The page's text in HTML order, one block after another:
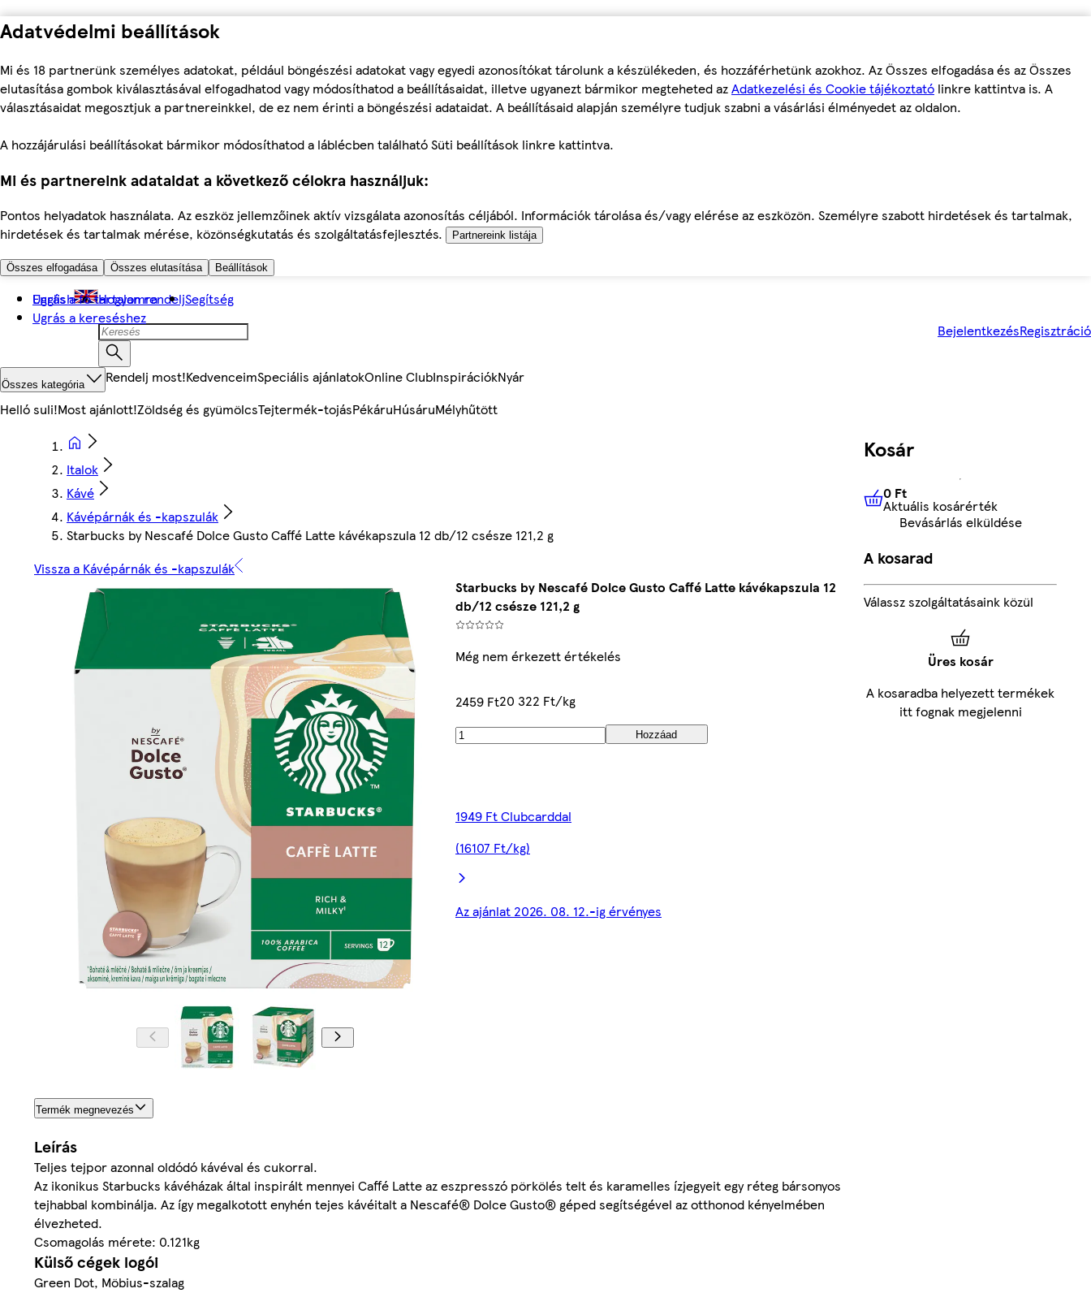
Adatvédelmi beállítások
Mi és 18 partnerünk személyes adatokat, például böngészési adatokat vagy egyedi azonosítókat tárolunk a készülékeden, és hozzáférhetünk azokhoz. Az Összes elfogadása és az Összes
elutasítása gombok kiválasztásával elfogadhatod vagy módosíthatod a beállításaidat, illetve ugyanezt bármikor megteheted azAdatkezelési és Cookie tájékoztató linkre kattintva is. A
választásaidat megosztjuk a partnereinkkel, de ez nem érinti a böngészési adataidat. A beállításaid alapján személyre tudjuk szabni a vásárlási élményedet az oldalon.
A hozzájárulási beállításokat bármikor módosíthatod a láblécben található Süti beállítások linkre kattintva.
Mi és partnereink adataidat a következő célokra használjuk:
Pontos helyadatok használata. Az eszköz jellemzőinek aktív vizsgálata azonosítás céljából. Információk tárolása és/vagy elérése az eszközön. Személyre szabott hirdetések és tartalmak,
hirdetések és tartalmak mérése, közönségkutatás és szolgáltatásfejlesztés.
Partnereink listája
Összes elfogadása Összes elutasítása Beállítások
Ugrás a fő tartalomra
Ugrás a kereséshez
English Hogyan rendeljSegítség
BejelentkezésRegisztráció
Összes kategória Rendelj most!KedvenceimSpeciális ajánlatokOnline ClubInspirációkNyár
Helló suli!Most ajánlott!Zöldség és gyümölcsTejtermék-tojásPékáruHúsáruMélyhűtött
Italok
Kávé
Kávépárnák és -kapszulák
Starbucks by Nescafé Dolce Gusto Caffé Latte kávékapszula 12 db/12 csésze 121,2 g
Vissza a Kávépárnák és -kapszulák
Starbucks by Nescafé Dolce Gusto Caffé Latte kávékapszula 12
db/12 csésze 121,2 g
Még nem érkezett értékelés
2459 Ft20 322 Ft/kg
Hozzáad
1949 Ft Clubcarddal
(16107 Ft/kg)
Az ajánlat 2026. 08. 12.-ig érvényes
Termék megnevezés
Leírás
Teljes tejpor azonnal oldódó kávéval és cukorral.
Az ikonikus Starbucks kávéházak által inspirált mennyei Caffé Latte az eszpresszó pörkölés telt és karamelles ízjegyeit egy réteg bársonyos
tejhabbal kombinálja. Az így megalkotott enyhén tejes kávéitalt a Nescafé® Dolce Gusto® géped segítségével az otthonod kényelmében
élvezheted.
Csomagolás mérete: 0.121kg
Külső cégek logói
Green Dot, Möbius-szalag
Kosár
0 FtAktuális kosárérték
0 Ft
Aktuális kosárérték
Bevásárlás elküldése
A kosarad
Válassz szolgáltatásaink közül
Üres kosár
A kosaradba helyezett termékek
itt fognak megjelenni